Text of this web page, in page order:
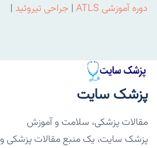
دوره آموزشی ATLS | جراحی تیروئید |
پزشک سایت
مقالات پزشکی، سلامت و آموزش
پزشک سایت، یک منبع مقالات